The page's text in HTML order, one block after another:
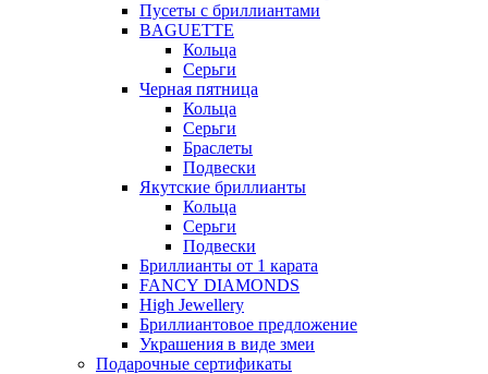
Пусеты с бриллиантами
BAGUETTE
Кольца
Серьги
Черная пятница
Кольца
Серьги
Браслеты
Подвески
Якутские бриллианты
Кольца
Серьги
Подвески
Бриллианты от 1 карата
FANCY DIAMONDS
High Jewellery
Бриллиантовое предложение
Украшения в виде змеи
Подарочные сертификаты